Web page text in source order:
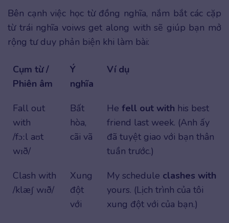
Bên cạnh việc học từ đồng nghĩa, nắm bắt các cặp
từ trái nghĩa voiws get along with sẽ giúp bạn mở
rộng tư duy phản biện khi làm bài:
Cụm từ /
Phiên âm
Ý
nghĩa
Ví dụ
Fall out
with
/fɔːl aʊt
wɪð/
Bất
hòa,
cãi vã
He fell out with his best
friend last week. (Anh ấy
đã tuyệt giao với bạn thân
tuần trước.)
Clash with
/klæʃ wɪð/
Xung
đột
với
My schedule clashes with
yours. (Lịch trình của tôi
xung đột với của bạn.)